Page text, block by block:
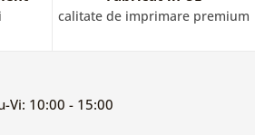
calitate de imprimare premium
Vi: 10:00 - 15:00